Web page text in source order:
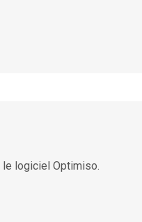
logiciel Optimiso.